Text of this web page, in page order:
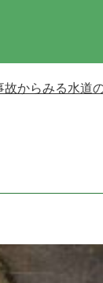
からみる水道